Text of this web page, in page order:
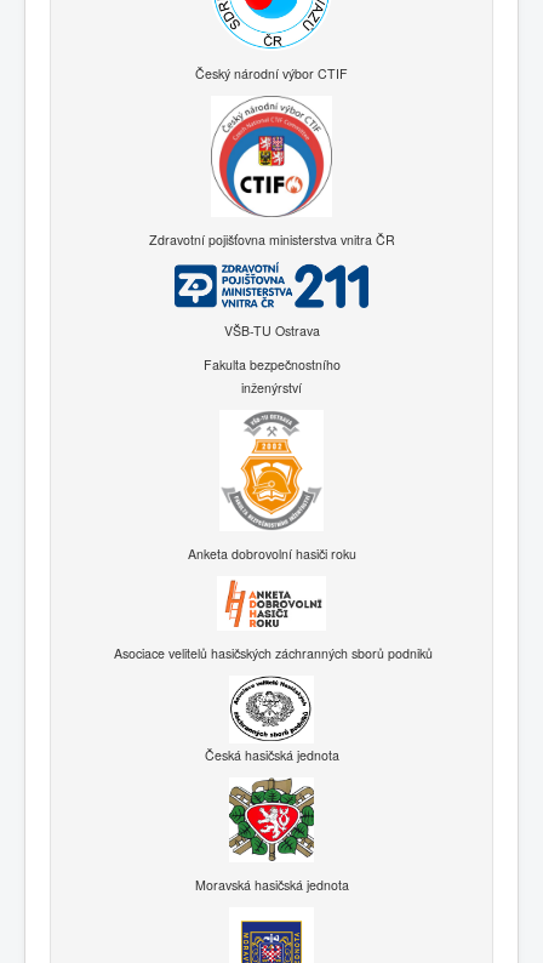
Český národní výbor CTIF
Zdravotní pojišťovna ministerstva vnitra ČR
VŠB-TU Ostrava
Fakulta bezpečnostního
inženýrství
Anketa dobrovolní hasiči roku
Asociace velitelů hasičských záchranných sborů podniků
Česká hasičská jednota
Moravská hasičská jednota